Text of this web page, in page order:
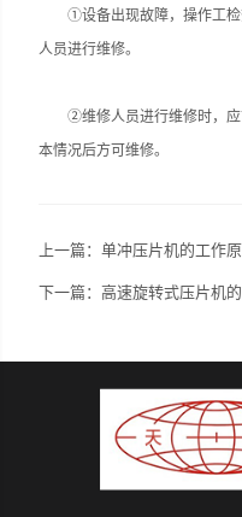
①设备出现故障，操作工检
人员进行维修。
②维修人员进行维修时，应
本情况后方可维修。
上一篇：单冲压片机的工作
下一篇：高速旋转式压片机